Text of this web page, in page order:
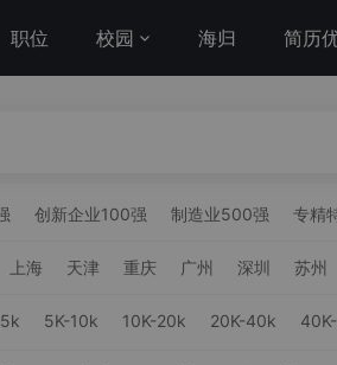
职位 校园 海归 简历
创新企业100强 制造业500强 专精
上海 天津 重庆 广州 深圳 苏州
5K-10k 10K-20k 20K-40k